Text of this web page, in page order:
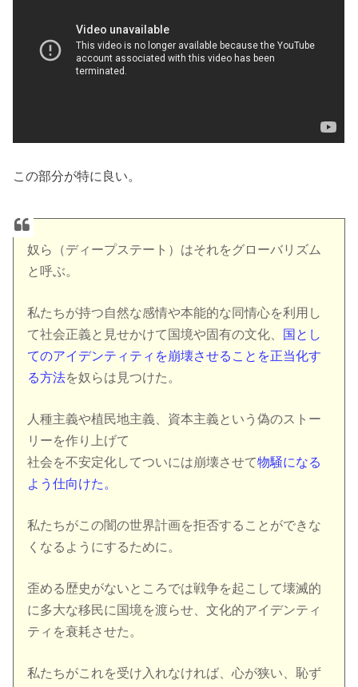
この部分が特に良い。
奴ら（ディープステート）はそれをグローバリズム
と呼ぶ。
私たちが持つ自然な感情や本能的な同情心を利用し
て社会正義と見せかけて国境や固有の文化、
国とし
てのアイデンティティを崩壊させることを正当化す
る方法を奴らは見つけた。
人種主義や植民地主義、資本主義という偽のストー
リーを作り上げて
社会を不安定化してついには崩壊させて物騒になる
よう仕向けた。
私たちがこの闇の世界計画を拒否することができな
くなるようにするために。
歪める歴史がないところでは戦争を起こして壊滅的
に多大な移民に国境を渡らせ、文化的アイデンティ
ティを衰耗させた。
私たちがこれを受け入れなければ、心が狭い、恥ず